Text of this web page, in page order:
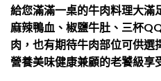
給您滿滿一桌的牛肉料理大滿
麻辣鴨血、椒鹽牛肚、三杯
肉，也有期待牛肉部位可供選
營養美味健康兼顧的老饕級享